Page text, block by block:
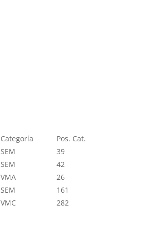
Categoría
Pos. Cat.
SEM
39
SEM
42
VMA
26
SEM
161
VMC 282